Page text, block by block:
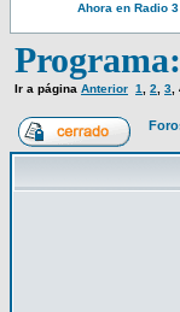
Ahora en Radio
Ir a página Anterior 1 2 3